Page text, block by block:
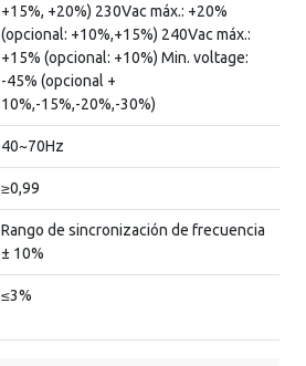
+15%, +20%) 230Vac máx.: +20%
(opcional: +10%,+15%) 240Vac máx.:
+15% (opcional: +10%) Min. voltage:
-45% (opcional +
10%,-15%,-20%,-30%)
40~70Hz
≥0,99
Rango de sincronización de frecuencia
± 10%
≤3%